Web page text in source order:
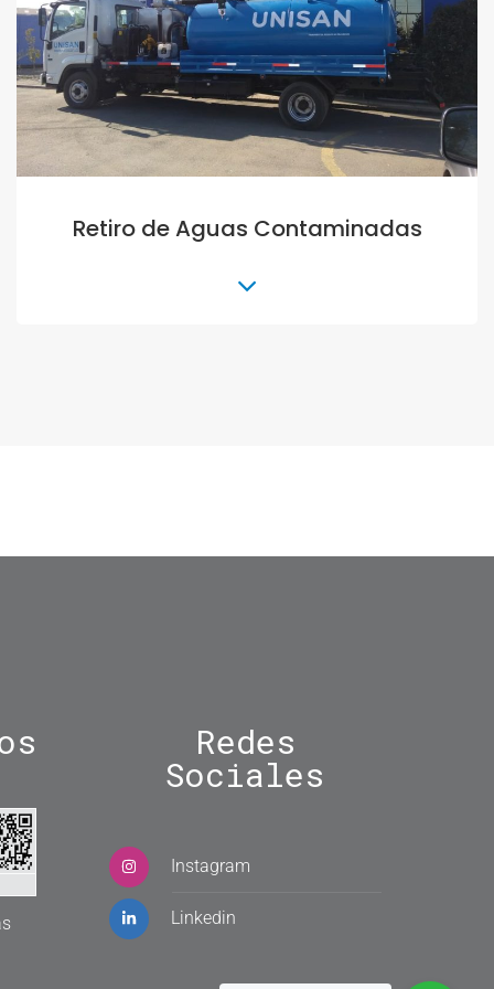
Camión Rampla (10 a 22 pallet)
Redes
Sociales
Instagram
Linkedin